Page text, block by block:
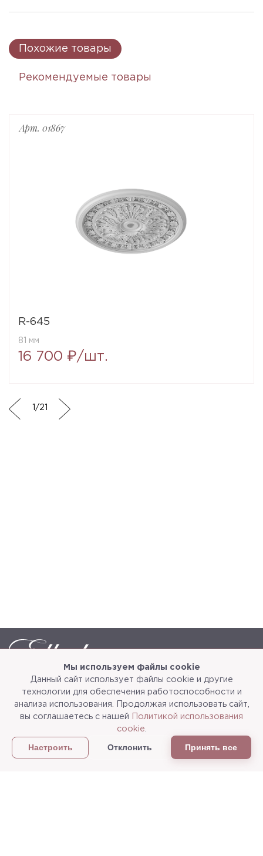
Мы используем файлы cookie
Данный сайт использует файлы cookie и другие
технологии для обеспечения работоспособности и
анализа использования. Продолжая использовать сайт,
вы соглашаетесь с нашей
Политикой использования
cookie
Настроить Отклонить Принять все
Похожие товары
Рекомендуемые товары
Арт. 01867
R-645
81 мм
16 700 ₽/шт.
/21
Каталог О компании
3d-тур
Сотрудничество Доставка и упаковка
Политика конфиденциальности